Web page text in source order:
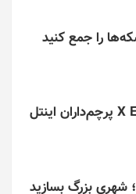
تراشه اسنپدراگون X Elite پرچم‌داران اینتل